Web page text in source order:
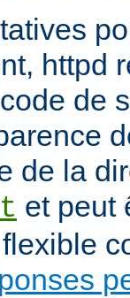
httpd
de
de la
et peut